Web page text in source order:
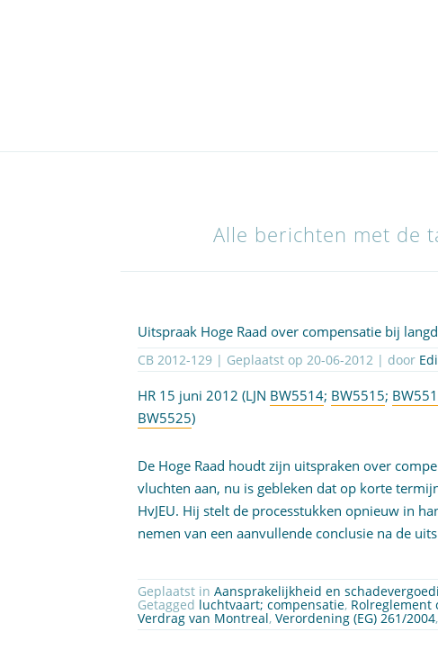
Alle berichten met de
Uitspraak Hoge Raad over compensatie bij
CB 2012-129 | Geplaatst op20-06-2012 | door
HR 15 juni 2012 (LJN BW5514; BW5515;
BW5525)
De Hoge Raad houdt zijn uitspraken over
vluchten aan, nu is gebleken dat op korte
HvJEU. Hij stelt de processtukken opnieuw in
nemen van een aanvullende conclusie na de
Geplaatst inAansprakelijkheid en
Getagged luchtvaart; compensatie, Rolreglement
Verdrag van Montreal,Verordening (EG) 261/2004